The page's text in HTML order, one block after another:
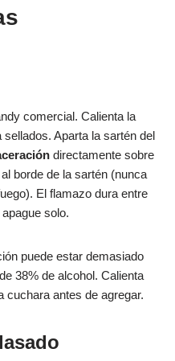
comercial. Calienta la
Aparta la sartén del
directamente sobre
borde de la sartén (nunca
El flamazo dura entre
solo.
puede estar demasiado
38% de alcohol. Calienta
cuchara antes de agregar.